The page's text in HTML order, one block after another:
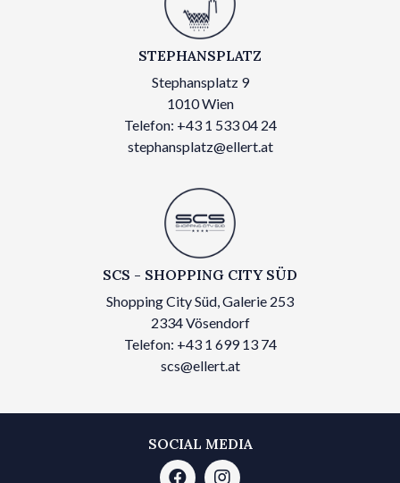
STEPHANSPLATZ
Stephansplatz 9
1010 Wien
Telefon: +43 1 533 04 24
stephansplatz@ellert.at
SCS - SHOPPING CITY SÜD
Shopping City Süd, Galerie 253
2334 Vösendorf
Telefon: +43 1 699 13 74
scs@ellert.at
SOCIAL MEDIA